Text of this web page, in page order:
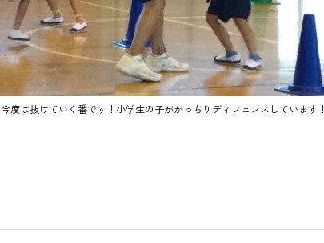
今度は抜けていく番です！小学生の子ががっちりディフェンスしています！